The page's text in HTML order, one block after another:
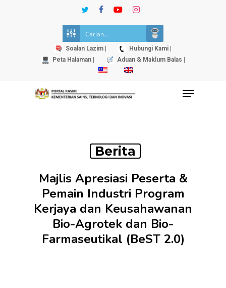
twitterfacebookyoutubeinstagram
Soalan Lazim |
Hubungi Kami |
Peta Halaman |
Aduan & Maklum Balas |
Menu
Berita
Majlis Apresiasi Peserta &
Pemain Industri Program
Kerjaya dan Keusahawanan
Bio-Agrotek dan Bio-
Farmaseutikal (BeST 2.0)